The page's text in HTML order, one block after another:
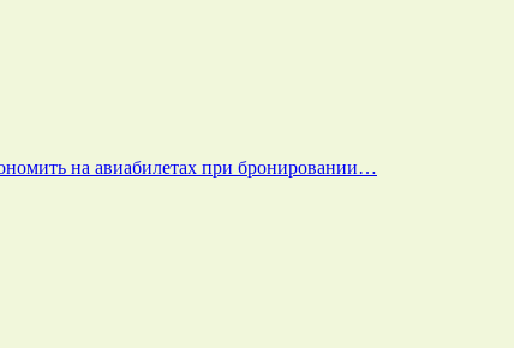
на авиабилетах при бронировании…